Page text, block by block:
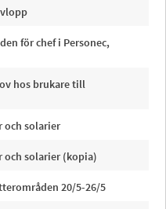
för chef i Personec,
hos brukare till
och solarier
och solarier (kopia)
20/5-26/5